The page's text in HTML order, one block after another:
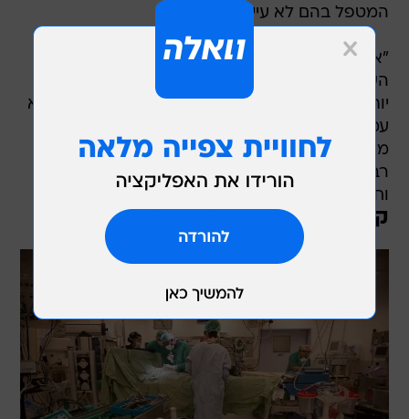
המטפל בהם לא עייף".
"אחת הדרישות שלנו היא לתת לרופאים יותר
השתלמויות כדי להעניק להם את הכלים לטיפול טוב
יותר", אמר אידלמן והוסיף כי "רפואת המשפחה היא
עמוד השדרה של הרפואה כולה, מבלי רפואת
משפחה לא תהיה רפואה ציבורית. בארץ ובארצות
רבות בעולם רפואת השפחה תופסת מקום מכובד
וחשוב".
קופות החולים חזרו לפעול